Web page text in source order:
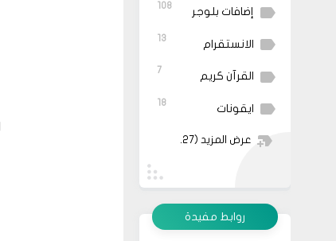
إضافات بلوجر 108
الانستقرام 13
القرآن كريم 7
ايقونات 18
عرض المزيد (27)
روابط مفيدة